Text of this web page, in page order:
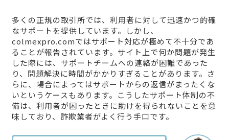
多くの正規の取引所では、利用者に対して迅速かつ的確
なサポートを提供しています。しかし、
colmexpro.comではサポート対応が極めて不十分であ
ることが報告されています。サイト上で何か問題が発生
した際には、サポートチームへの連絡が困難であった
り、問題解決に時間がかかりすぎることがあります。さ
らに、場合によってはサポートからの返信がまったくな
いというケースもあります。こうしたサポート体制の不
備は、利用者が困ったときに助けを得られないことを意
味しており、詐欺業者がよく行う手口です。